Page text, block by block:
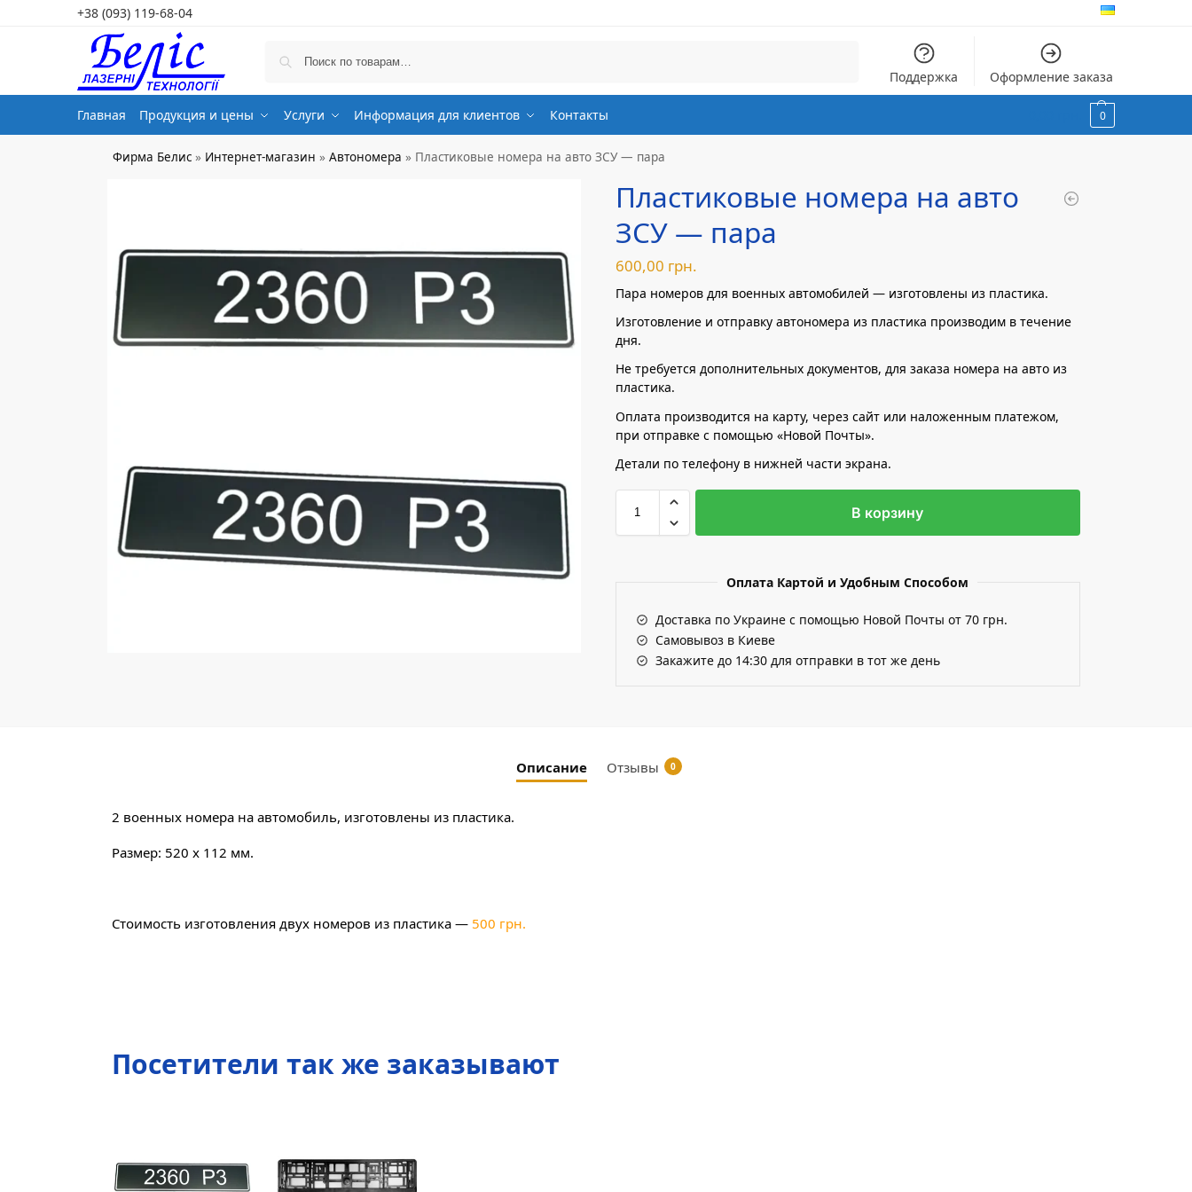
+38 (093) 119-68-04
Поддержка Оформление заказа
Главная Продукция и цены Услуги Информация для клиентов Контакты 0
Фирма Белис » Интернет-магазин »Автономера » Пластиковые номера на авто ЗСУ — пара
Пластиковые номера на авто
ЗСУ — пара
600,00 грн.
Пара номеров для военных автомобилей — изготовлены из пластика.
Изготовление и отправку автономера из пластика производим в течение
дня.
Не требуется дополнительных документов, для заказа номера на авто из
пластика.
Оплата производится на карту, через сайт или наложенным платежом,
при отправке с помощью «Новой Почты».
Детали по телефону в нижней части экрана.
В корзину
Оплата Картой и Удобным Способом
Доставка по Украине с помощью Новой Почты от 70 грн.
Самовывоз в Киеве
Закажите до 14:30 для отправки в тот же день
Описание Отзывы 0
2 военных номера на автомобиль, изготовлены из пластика.
Размер: 520 х 112 мм.
Стоимость изготовления двух номеров из пластика — 500 грн.
Посетители так же заказывают